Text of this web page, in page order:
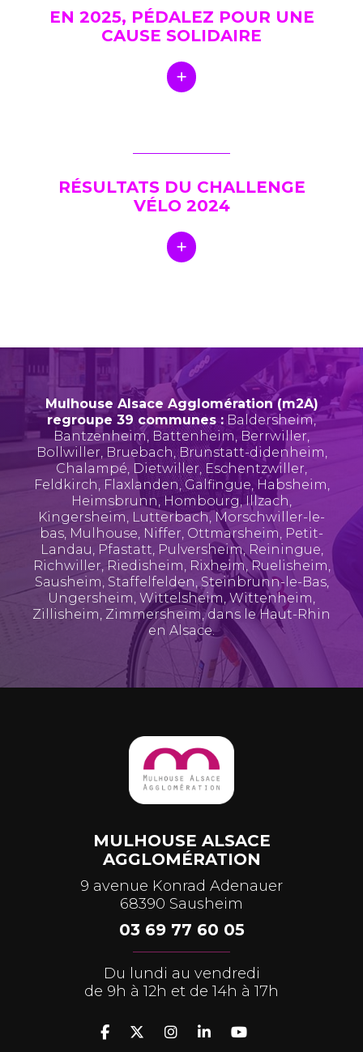
EN 2025, PÉDALEZ POUR UNE
CAUSE SOLIDAIRE
RÉSULTATS DU CHALLENGE
VÉLO 2024
Mulhouse Alsace Agglomération (m2A)
regroupe 39 communes : Baldersheim,
Bantzenheim, Battenheim, Berrwiller,
Bollwiller, Bruebach,Brunstatt-didenheim,
Chalampé, Dietwiller, Eschentzwiller,
Feldkirch, Flaxlanden,Galfingue, Habsheim,
Heimsbrunn, Hombourg,Illzach,
Kingersheim, Lutterbach, Morschwiller-le-
bas, Mulhouse, Niffer, Ottmarsheim, Petit-
Landau, Pfastatt, Pulversheim, Reiningue,
Richwiller, Riedisheim, Rixheim,Ruelisheim,
Sausheim, Staffelfelden, Steinbrunn-le-Bas,
Ungersheim, Wittelsheim,Wittenheim,
Zillisheim, Zimmersheim, dans le Haut-Rhin
en Alsace.
MULHOUSE ALSACE
AGGLOMÉRATION
9 avenue Konrad Adenauer
68390 Sausheim
03 69 77 60 05
Du lundi au vendredi
de 9h à 12h et de 14h à 17h